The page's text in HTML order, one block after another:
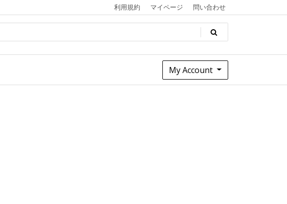
利用規約 マイページ 問い合わせ
My Account